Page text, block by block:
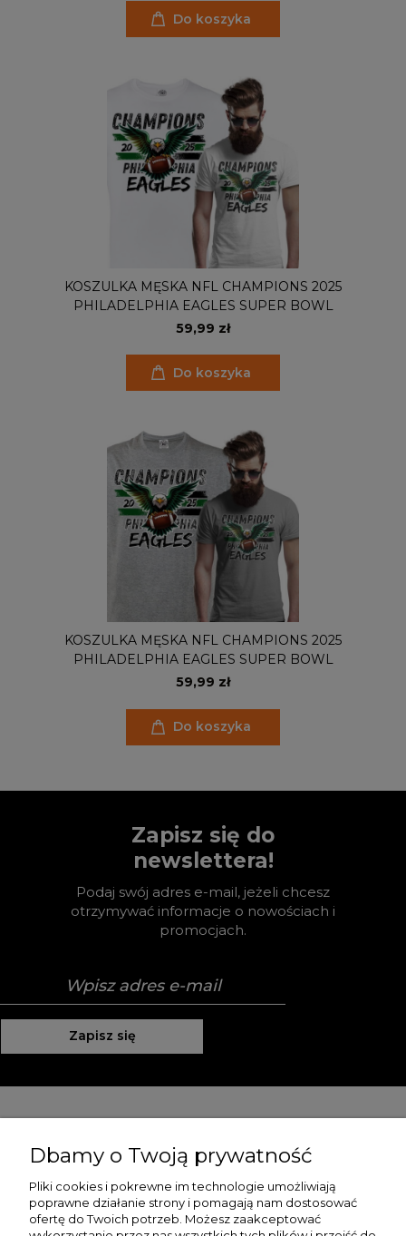
Do koszyka
KOSZULKA MĘSKA NFL CHAMPIONS 2025
PHILADELPHIA EAGLES SUPER BOWL
59,99 zł
Do koszyka
KOSZULKA MĘSKA NFL CHAMPIONS 2025
PHILADELPHIA EAGLES SUPER BOWL
59,99 zł
Do koszyka
Zapisz się do
newslettera!
Podaj swój adres e-mail, jeżeli chcesz
otrzymywać informacje o nowościach i
promocjach.
Zapisz się
Moje konto
Płatności i dostawa
Dbamy o Twoją prywatność
Pliki cookies i pokrewne im technologie umożliwiają
poprawne działanie strony i pomagają nam dostosować
ofertę do Twoich potrzeb. Możesz zaakceptować